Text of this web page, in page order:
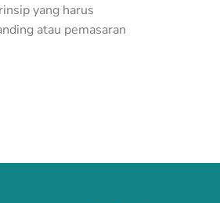
yang harus
atau pemasaran